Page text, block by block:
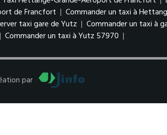
de Francfort | Commander un taxi à
taxi gare de Yutz | Commander un taxi à
| Commander un taxi à Yutz 57970 |
par